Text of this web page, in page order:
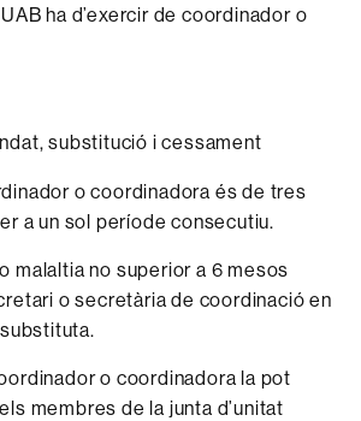
ha d’exercirdecoordinadoro
substitució icessament
ocoordinadora és de tres
aun sol període consecutiu.
o malaltiano superior a 6 mesos
o secretària de coordinació en
o coordinadora la pot
membres de la junta d’unitat